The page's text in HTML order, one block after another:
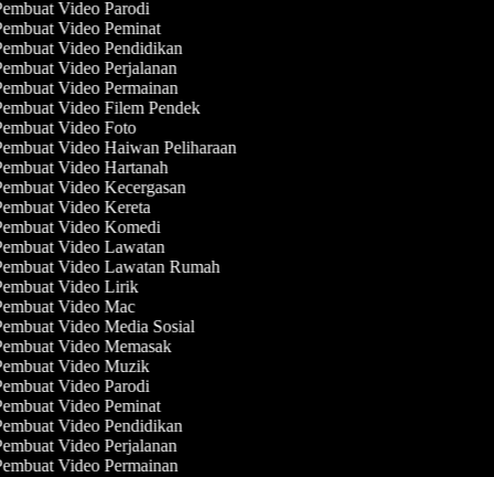
Video Parodi
Video Peminat
Video Pendidikan
Video Perjalanan
Video Permainan
Video Filem Pendek
Video Foto
Video Haiwan Peliharaan
Video Hartanah
Video Kecergasan
Video Kereta
Video Komedi
Video Lawatan
Video Lawatan Rumah
Video Lirik
Video Mac
Video Media Sosial
Video Memasak
Video Muzik
Video Parodi
Video Peminat
Video Pendidikan
Video Perjalanan
Video Permainan